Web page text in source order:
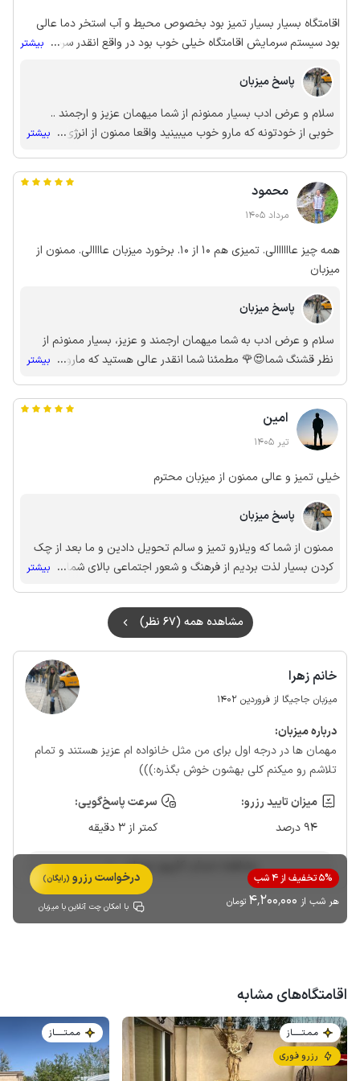
اقامتگاه بسیار بسیار تمیز بود بخصوص محیط و آب استخر دما عالی
بود سیستم سرمایش اقامتگاه خیلی خوب بود در واقع انقدر سرد شد که
کسایی که خانواده هستن راحت هست استفاده میزبان بسیار خوش
برخورد و پیگیر من و همسرم راضی بودیم‌به بقیه هم پیشنهاد میکنم
... بیشتر
پاسخ میزبان
سلام و عرض ادب بسیار ممنونم از شما میهمان عزیز و ارجمند ..
خوبی از خودتونه که مارو خوب میبینید واقعا ممنون از انرژی مثبت و
دیدار مجدد 😍😍😍😍😍
... بیشتر
محمود
مرداد 1405
همه چیز عاااااالی. تمیزی هم 10 از 10. برخورد میزبان عاااالی. ممنون از
میزبان
پاسخ میزبان
سلام و عرض ادب به شما میهمان ارجمند و عزیز، بسیار ممنونم از
نظر قشنگ شما😍🌹 مطمئنا شما انقدر عالی هستید که مارو عالی
بردم و از ته دل خوشحالم که افتخار داشتم از میهمان های با اصالتی
مثل شما میزبانی کنم 🫰🏻 به امید دیدار مجدد شما میهمان مهربان
🙏🏻
... بیشتر
امین
تیر 1405
خیلی تمیز و عالی ممنون از میزبان محترم
پاسخ میزبان
ممنون از شما که ویلارو تمیز و سالم تحویل دادین و ما بعد از چک
کردن بسیار لذت بردیم از فرهنگ و شعور اجتماعی بالای شما میهمان
... بیشتر
مشاهده همه (67 نظر)
خانم زهرا
میزبان جاجیگا از فروردین 1402
درباره‌ میزبان:
مهمان ها در درجه اول برای من مثل خانواده ام عزیز هستند و تمام
تلاشم رو میکنم کلی بهشون خوش بگذره:)))
میزان تایید رزرو:
94 درصد
سرعت پاسخ‌گویی:
کمتر از 3 دقیقه
مشاهده حساب کاربری میزبان
5% تخفیف از 4 شب
هر شب از 4٬200٬000 تومان
درخواست رزرو (رایگان)
با امکان چت آنلاین با میزبان
اقامتگاه‌های مشابه
مـمـتــــــاز
رزرو فوری
مـمـتــــــاز